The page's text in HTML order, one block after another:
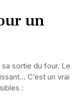
un
sortie du four. Le
C’est un vrai
: